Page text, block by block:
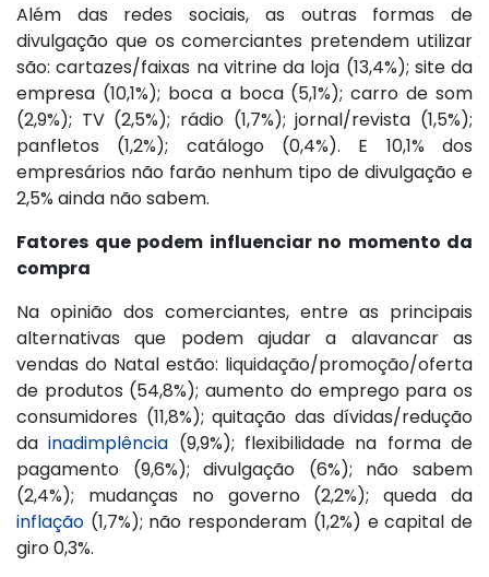
Além das redes sociais, as outras formas de
divulgação que os comerciantes pretendem utilizar
são: cartazes/faixas na vitrine da loja (13,4%); site da
empresa (10,1%); boca a boca (5,1%); carro de som
(2,9%); TV (2,5%); rádio (1,7%); jornal/revista (1,5%);
panfletos (1,2%); catálogo (0,4%). E 10,1% dos
empresários não farão nenhum tipo de divulgação e
2,5% ainda não sabem.
Fatores que podem influenciar no momento da
compra
Na opinião dos comerciantes, entre as principais
alternativas que podem ajudar a alavancar as
vendas do Natal estão: liquidação/promoção/oferta
de produtos (54,8%); aumento do emprego para os
consumidores (11,8%); quitação das dívidas/redução
dainadimplência (9,9%); flexibilidade na forma de
pagamento (9,6%); divulgação (6%); não sabem
(2,4%); mudanças no governo (2,2%); queda da
inflação (1,7%); não responderam (1,2%) e capital de
giro 0,3%.